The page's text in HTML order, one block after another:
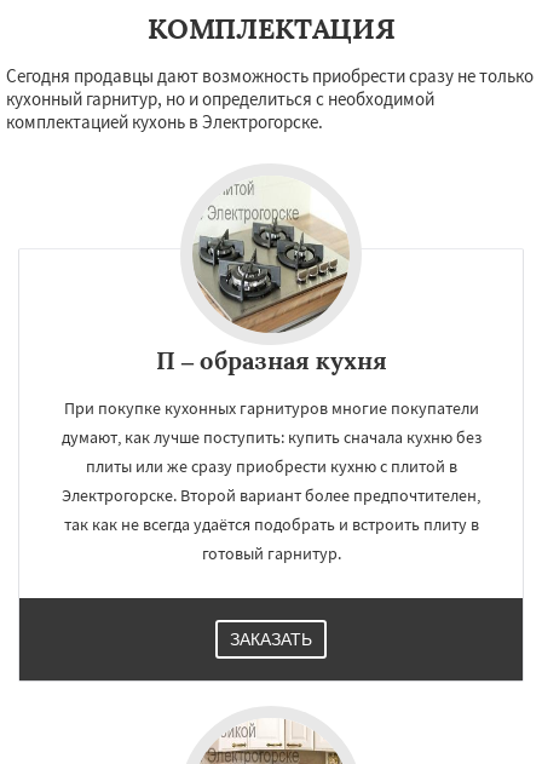
КОМПЛЕКТАЦИЯ
Сегодня продавцы дают возможность приобрести сразу не только
кухонный гарнитур, но и определиться с необходимой
комплектацией кухонь в Электрогорске.
П – образная кухня
При покупке кухонных гарнитуров многие покупатели
думают, как лучше поступить: купить сначала кухню без
плиты или же сразу приобрести кухню с плитой в
Электрогорске. Второй вариант более предпочтителен,
так как не всегда удаётся подобрать и встроить плиту в
готовый гарнитур.
ЗАКАЗАТЬ